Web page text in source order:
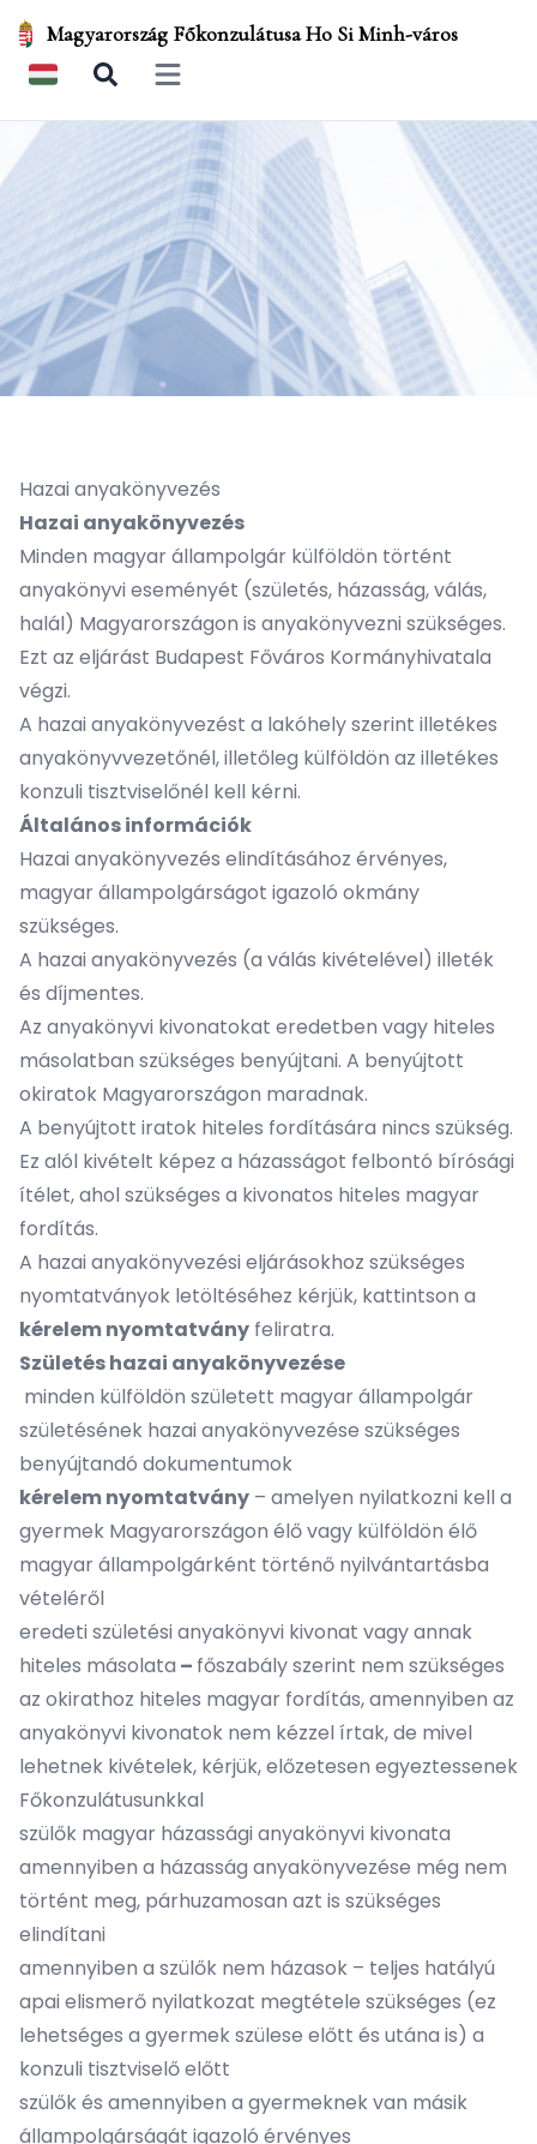
Magyarország Főkonzulátusa Ho Si Minh-város
Open main menu
Hazai anyakönyvezés
Hazai anyakönyvezés
Minden magyar állampolgár külföldön történt
anyakönyvi eseményét (születés, házasság, válás,
halál) Magyarországon is anyakönyvezni szükséges.
Ezt az eljárást Budapest Főváros Kormányhivatala
végzi.
A hazai anyakönyvezést a lakóhely szerint illetékes
anyakönyvvezetőnél, illetőleg külföldön az illetékes
konzuli tisztviselőnél kell kérni.
Általános információk
Hazai anyakönyvezés elindításához érvényes,
magyar állampolgárságot igazoló okmány
szükséges.
A hazai anyakönyvezés (a válás kivételével) illeték
és díjmentes.
Az anyakönyvi kivonatokat eredetben vagy hiteles
másolatban szükséges benyújtani. A benyújtott
okiratok Magyarországon maradnak.
A benyújtott iratok hiteles fordítására nincs szükség.
Ez alól kivételt képez a házasságot felbontó bírósági
ítélet, ahol szükséges a kivonatos hiteles magyar
fordítás.
A hazai anyakönyvezési eljárásokhoz szükséges
nyomtatványok letöltéséhez kérjük, kattintson a
kérelem nyomtatvány feliratra.
Születés hazai anyakönyvezése
minden külföldön született magyar állampolgár
születésének hazai anyakönyvezése szükséges
benyújtandó dokumentumok
kérelem nyomtatvány – amelyen nyilatkozni kell a
gyermek Magyarországon élő vagy külföldön élő
magyar állampolgárként történő nyilvántartásba
vételéről
eredeti születési anyakönyvi kivonat vagy annak
hiteles másolata – főszabály szerint nem szükséges
az okirathoz hiteles magyar fordítás, amennyiben az
anyakönyvi kivonatok nem kézzel írtak, de mivel
lehetnek kivételek, kérjük, előzetesen egyeztessenek
Főkonzulátusunkkal
szülők magyar házassági anyakönyvi kivonata
amennyiben a házasság anyakönyvezése még nem
történt meg, párhuzamosan azt is szükséges
elindítani
amennyiben a szülők nem házasok – teljes hatályú
apai elismerő nyilatkozat megtétele szükséges (ez
lehetséges a gyermek szülese előtt és utána is) a
konzuli tisztviselő előtt
szülők és amennyiben a gyermeknek van másik
állampolgárságát igazoló érvényes